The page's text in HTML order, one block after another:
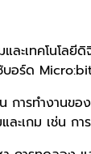
และเทคโน
ร์ด
ารทำงานข
เกม เช่น ก